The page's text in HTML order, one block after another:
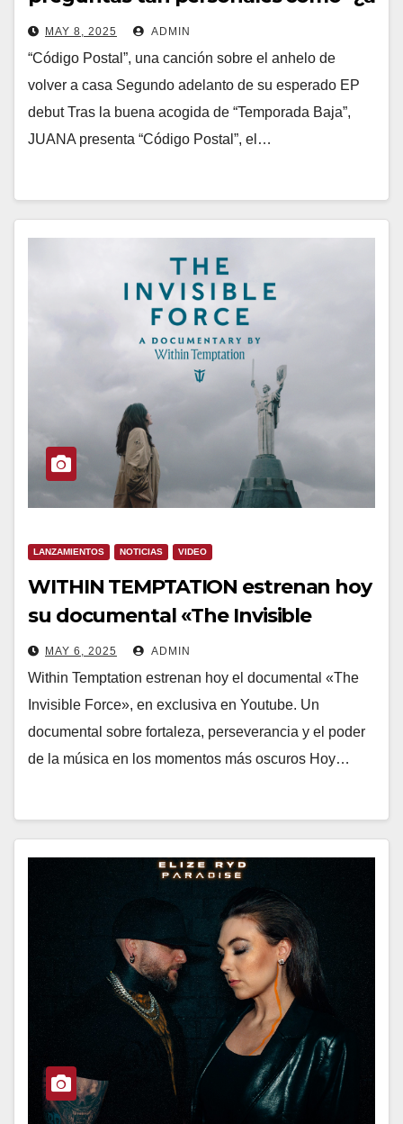
dónde va?”? JUANA lanza “Código
Postal”
MAY 8, 2025 ADMIN
“Código Postal”, una canción sobre el anhelo de
volver a casa Segundo adelanto de su esperado EP
debut Tras la buena acogida de “Temporada Baja”,
JUANA presenta “Código Postal”, el…
LANZAMIENTOS NOTICIAS VIDEO
WITHIN TEMPTATION estrenan hoy
su documental «The Invisible
Force»
MAY 6, 2025 ADMIN
Within Temptation estrenan hoy el documental «The
Invisible Force», en exclusiva en Youtube. Un
documental sobre fortaleza, perseverancia y el poder
de la música en los momentos más oscuros Hoy…